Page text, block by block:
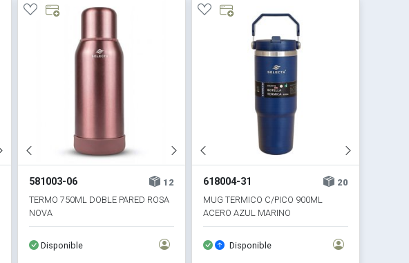
581003-06
12
TERMO 750ML DOBLE PARED ROSA
NOVA
Disponible
618004-31
20
MUG TERMICO C/PICO 900ML
ACERO AZUL MARINO
Disponible